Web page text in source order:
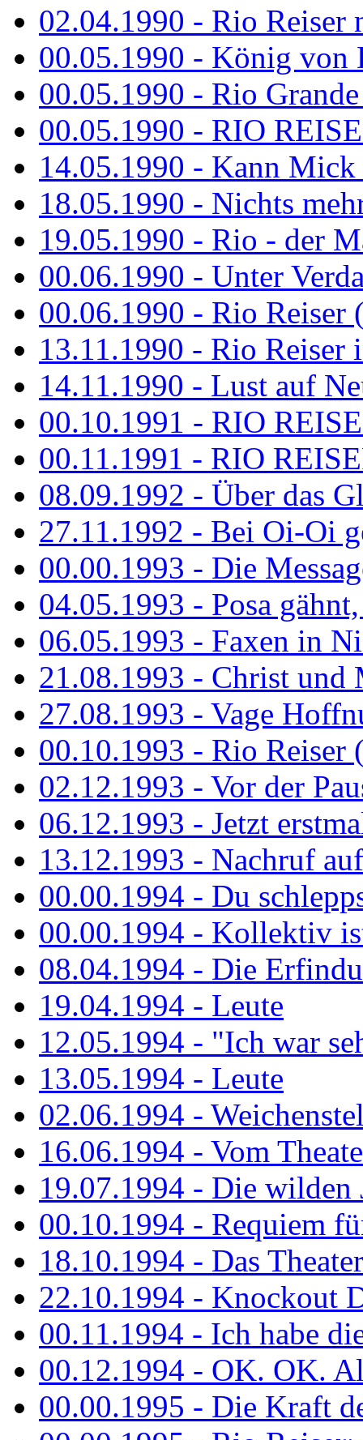
02.04.1990 - Rio
00.05.1990 - König von
00.05.1990 - Rio
00.05.1990 - RIO
14.05.1990 - Kann Mick
18.05.1990 - Nichts
19.05.1990 - Rio - der
00.06.1990 - Unter
00.06.1990 - Rio Reiser
13.11.1990 - Rio Reiser
14.11.1990 - Lust auf
00.10.1991 - RIO
00.11.1991 - RIO
08.09.1992 - Über das
27.11.1992 - Bei Oi-Oi
00.00.1993 - Die
04.05.1993 - Posa
06.05.1993 - Faxen in
21.08.1993 - Christ und
27.08.1993 - Vage
00.10.1993 - Rio Reiser
02.12.1993 - Vor der
06.12.1993 - Jetzt
13.12.1993 - Nachruf
00.00.1994 - Du
00.00.1994 - Kollektiv
08.04.1994 - Die
19.04.1994 - Leute
12.05.1994 - "Ich war
13.05.1994 - Leute
02.06.1994 -
16.06.1994 - Vom
19.07.1994 - Die wilden
00.10.1994 - Requiem
18.10.1994 - Das
22.10.1994 - Knockout
00.11.1994 - Ich habe
00.12.1994 - OK. OK.
00.00.1995 - Die Kraft